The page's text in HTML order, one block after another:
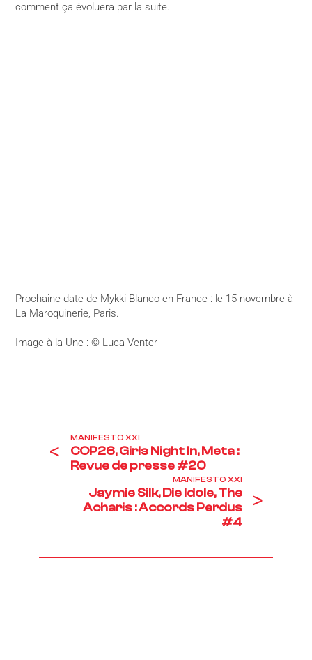
comment ça évoluera par la suite.
Prochaine date de Mykki Blanco en France : le 15 novembre à
La Maroquinerie, Paris.
Image à la Une : © Luca Venter
<
MANIFESTO XXI
COP26, Girls Night In, Meta :
Revue de presse #20
MANIFESTO XXI
Jaymie Silk, Die Idole, The
Acharis : Accords Perdus
#4
>